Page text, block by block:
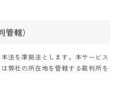
轄）
法を準拠法とします。本サービス
弊社の所在地を管轄する裁判所を